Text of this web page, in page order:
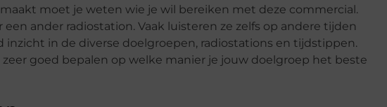
moet je weten wie je wil bereiken met deze commercial.
ander radiostation. Vaak luisteren ze zelfs op andere tijden
inzicht in de diverse doelgroepen, radiostations en tijdstippen.
goed bepalen op welke manier je jouw doelgroep het beste